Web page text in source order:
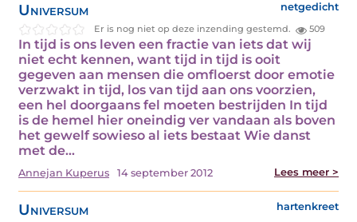
Universum netgedicht
Er is nog niet op deze inzending gestemd. 509
In tijd is ons leven een fractie van iets dat wij
niet echt kennen, want tijd in tijd is ooit
gegeven aan mensen die omfloerst door emotie
verzwakt in tijd, los van tijd aan ons voorzien,
een hel doorgaans fel moeten bestrijden In tijd
is de hemel hier oneindig ver vandaan als boven
het gewelf sowieso al iets bestaat Wie danst
met de…
Annejan Kuperus 14 september 2012 Lees meer >
Universum hartenkreet